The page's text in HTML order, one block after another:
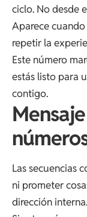
ciclo. No desde
Aparece
repetir la
Este número
estás listo para
contigo.
Las secuencias
ni prometer
dirección interna.